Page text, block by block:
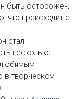
быть осторожен,
что происходит с
стал
несколько
любимым
в творческом